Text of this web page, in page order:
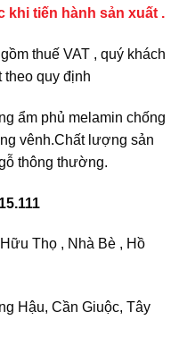
khi tiến hành sản xuất .
thuế VAT , quý khách
theo quy định
ẩm phủ melamin chống
vênh.Chất lượng sản
thông thường.
Thọ , Nhà Bè , Hồ
Hậu, Cần Giuộc, Tây